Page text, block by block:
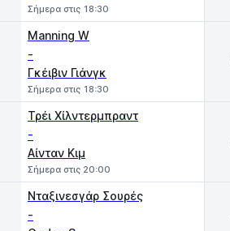
Σήμερα στις 18:30
Manning W
-
Γκέιβιν Γιάνγκ
Σήμερα στις 18:30
Τρέι Χίλντερμπραντ
-
Αίνταν Κιμ
Σήμερα στις 20:00
Νταξινεσγάρ Σουρές
-